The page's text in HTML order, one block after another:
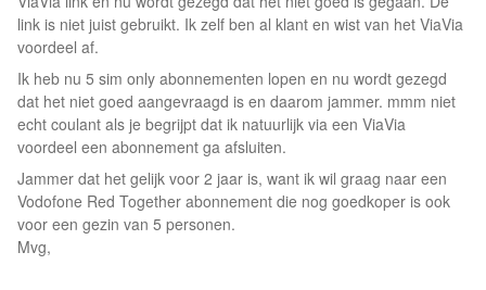
link is niet juist gebruikt. Ik zelf ben al klant en wist van het ViaVia
voordeel af.
Ik heb nu 5 sim only abonnementen lopen en nu wordt gezegd
dat het niet goed aangevraagd is en daarom jammer. mmm niet
echt coulant als je begrijpt dat ik natuurlijk via een ViaVia
voordeel een abonnement ga afsluiten.
Jammer dat het gelijk voor 2 jaar is, want ik wil graag naar een
Vodofone Red Together abonnement die nog goedkoper is ook
voor een gezin van 5 personen.
Mvg,